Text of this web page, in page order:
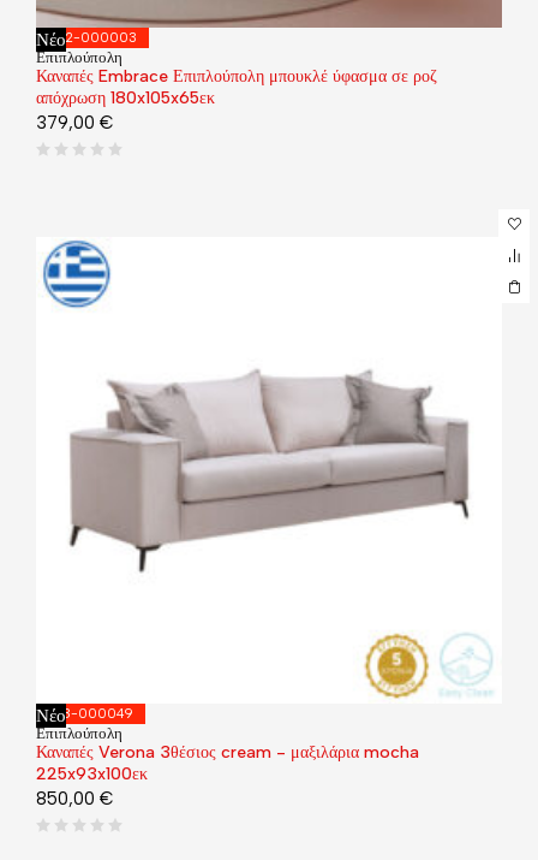
Νέο392-000003
Επιπλούπολη
Καναπές Embrace Επιπλούπολη μπουκλέ ύφασμα σε ροζ
απόχρωση 180x105x65εκ
379,00 €
Νέο168-000049
Επιπλούπολη
Καναπές Verona 3θέσιος cream - μαξιλάρια mocha
225x93x100εκ
850,00 €